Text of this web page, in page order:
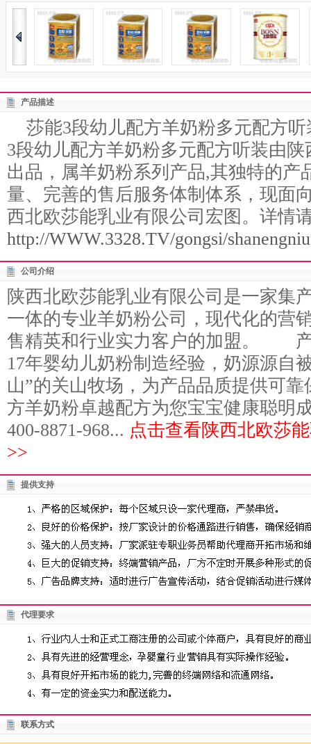
产品描述
莎能3段幼儿配方羊奶粉多元配方
3段幼儿配方羊奶粉多元配方听装由
出品，属羊奶粉系列产品,其独特的产
量、完善的售后服务体制体系，现面
西北欧莎能乳业有限公司宏图。详情
http://WWW.3328.TV/gongsi/
公司介绍
陕西北欧莎能乳业有限公司是一家集
一体的专业羊奶粉公司，现代化的营
售精英和行业实力客户的加盟。 产
17年婴幼儿奶粉制造经验，奶源源自
山”的关山牧场，为产品品质提供可
方羊奶粉卓越配方为您宝宝健康聪明
400-8871-968... 点击查看陕西北欧莎
>>
提供支持
代理要求
联系方式